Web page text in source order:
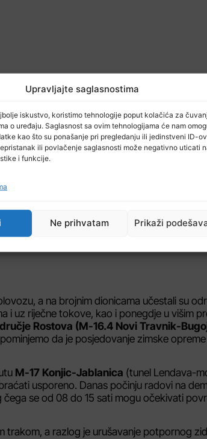
Upravljajte saglasnostima
iskustvo, koristimo tehnologije poput kolačića za
o uređaju. Saglasnost sa ovim tehnologijama će nam
kao što su ponašanje pri pregledanju ili jedinstveni ID-
ili povlačenje saglasnosti može negativno uticati
i funkcije.
Ne prihvatam Prikaži
a na brojnim dionicama učestali su
i uz riječne tokove, kao i ponegdje u višim
Rostova (M-16.4 Novi Travnik-
da je posjedovanje zimske
M-17 Konjic-Jablanica (tunel Lendava-
usporeno. Danas počinju radovi na
čega se od 08 do 15 sati mogu očekivati
trakom, a razlog je urušavanje potpornog